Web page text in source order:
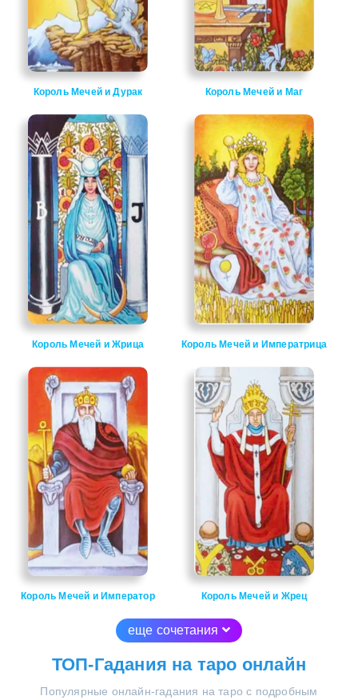
Король Мечей и Дурак Король Мечей и Маг
Король Мечей и Жрица Король Мечей и Императрица
Король Мечей и Император Король Мечей и Жрец
еще сочетания
ТОП-Гадания на таро онлайн
Популярные онлайн-гадания на таро с подробным